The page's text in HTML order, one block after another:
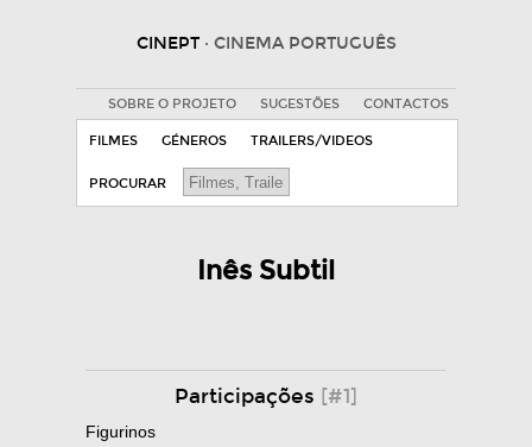
CINEPT · CINEMA PORTUGUÊS
SOBRE O PROJETO SUGESTÕES CONTACTOS
FILMES GÉNEROS TRAILERS/VIDEOS
PROCURAR
Inês Subtil
Participações [#1]
Figurinos